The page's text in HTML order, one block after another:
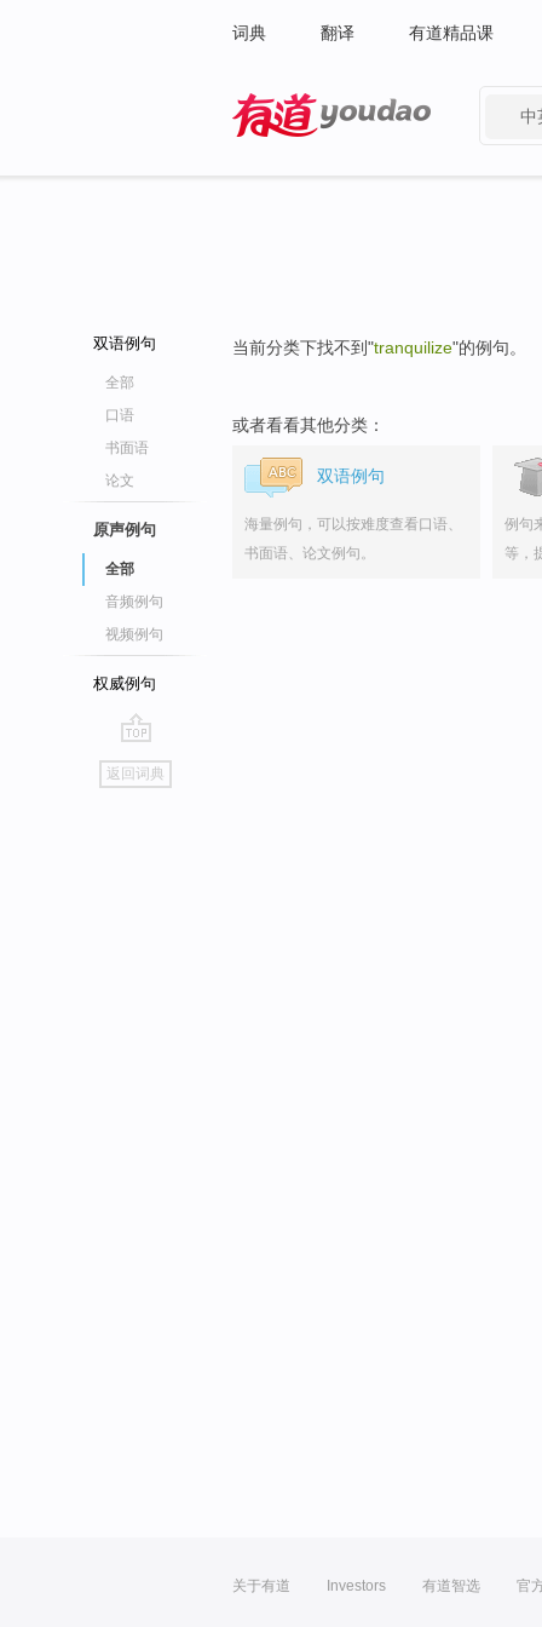
词典 翻译 有道精品课
中
双语例句
全部
口语
书面语
论文
原声例句
全部
音频例句
视频例句
权威例句
go
top
返回词典
当前分类下找不到"tranquilize"的例句。
或者看看其他分类：
双语例句
海量例句，可以按难度查看口语、
书面语、论文例句。
例句
等，
关于有道 Investors 有道智选 官